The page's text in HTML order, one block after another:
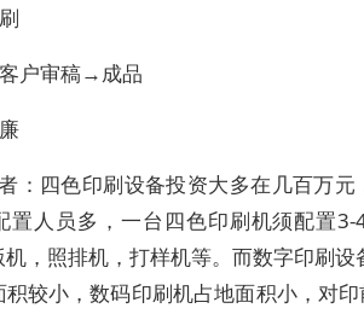
户审稿→成品
：四色印刷设备投资大多在几百万
置人员多，一台四色印刷机须配置
，照排机，打样机等。而数字印刷
较小，数码印刷机占地面积小，对